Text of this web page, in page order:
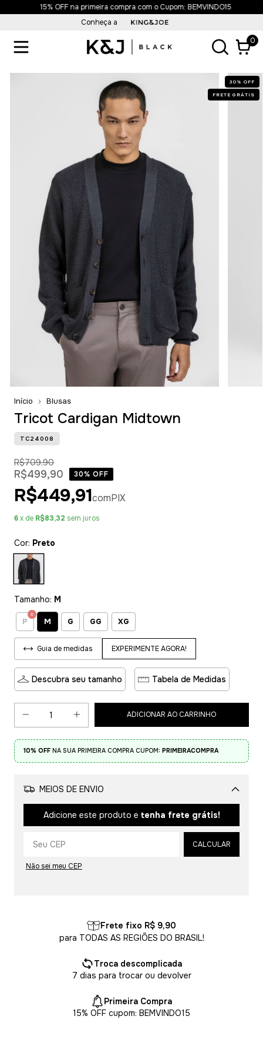
15% OFF na primeira compra com o Cupom: BEMVINDO15
Conheça a
0
30 % OFF
FRETE GRÁTIS
Início Blusas
Tricot Cardigan Midtown
TC24008
R$709,90
R$499,90 30% OFF
R$449,91comPIX
6x de R$83,32 sem juros
Cor: Preto
Tamanho: M
P M G GG XG
Guia de medidas EXPERIMENTE AGORA!
Descubra seu tamanho Tabela de Medidas
10% OFF NA SUA PRIMEIRA COMPRA CUPOM: PRIMEIRACOMPRA
MEIOS DE ENVIO
Alterar CEP
Adicione este produto e tenha frete grátis!
CALCULAR
Não sei meu CEP
Frete fixo R$ 9,90
para TODAS AS REGIÕES DO BRASIL!
Troca descomplicada
7 dias para trocar ou devolver
Primeira Compra
15% OFF cupom: BEMVINDO15